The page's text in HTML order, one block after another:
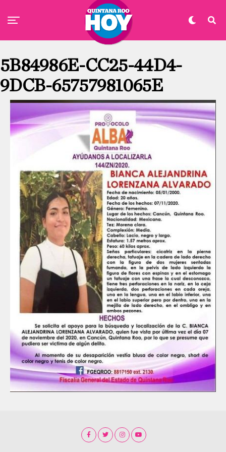
5B84986E-CC25-44D4-
9DCB-65757981065E